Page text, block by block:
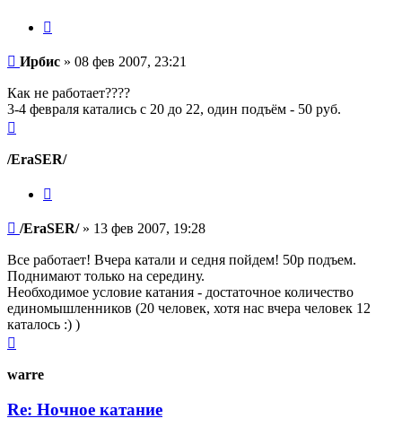
Сообщение
Ирбис » 08 фев 2007, 23:21
Как не работает????
3-4 февраля катались с 20 до 22, один подъём - 50 руб.
началу
/EraSER/
Сообщение
/EraSER/» 13 фев 2007, 19:28
Все работает! Вчера катали и седня пойдем! 50р подъем.
Поднимают только на середину.
Необходимое условие катания - достаточное количество
единомышленников (20 человек, хотя нас вчера человек 12
каталось :) )
началу
warre
Re: Ночное катание